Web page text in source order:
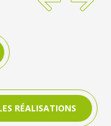
RÉALISATIONS